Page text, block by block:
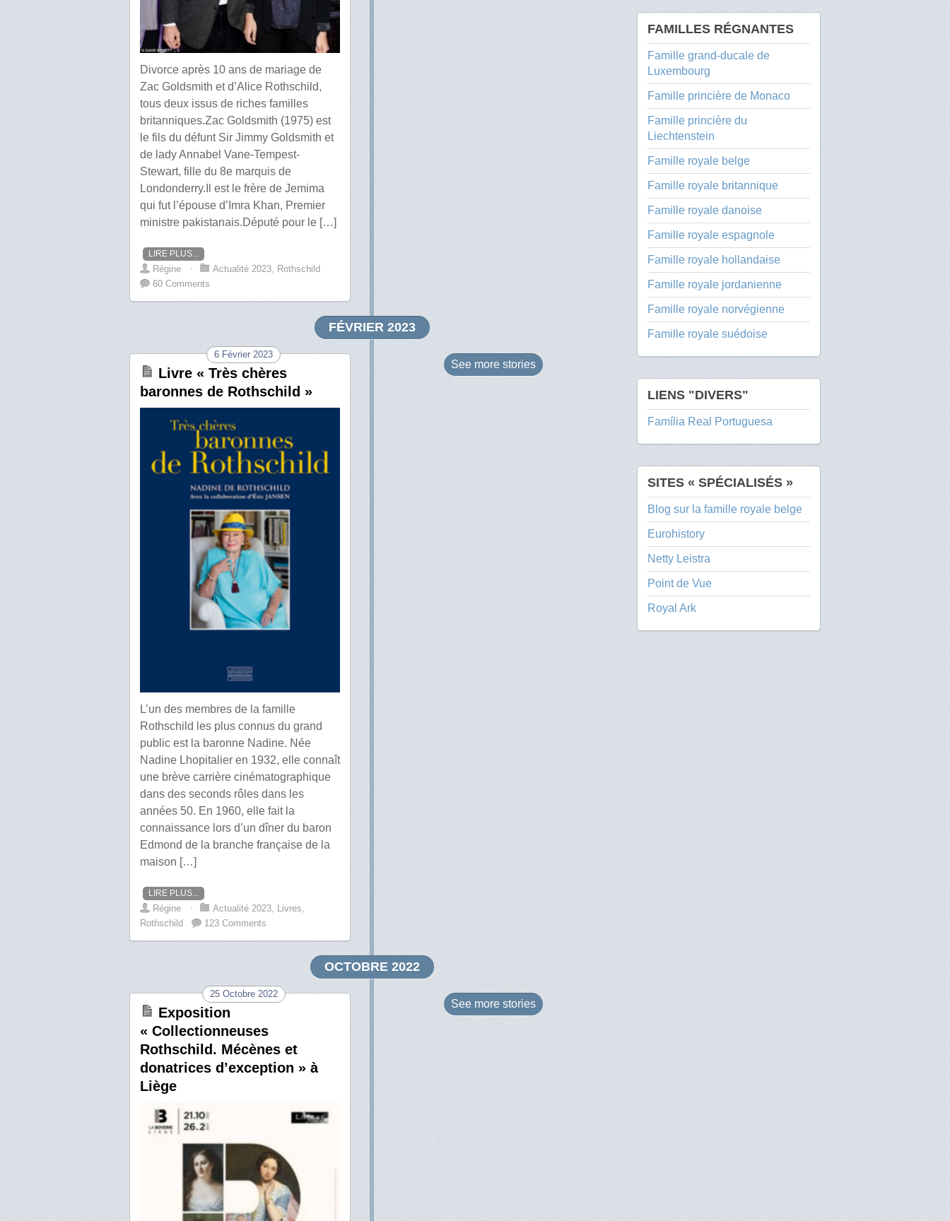
Divorce après 10 ans de mariage de
Zac Goldsmith et d’Alice Rothschild,
tous deux issus de riches familles
britanniques.Zac Goldsmith (1975) est
le fils du défunt Sir Jimmy Goldsmith et
de lady Annabel Vane-Tempest-
Stewart, fille du 8e marquis de
Londonderry.Il est le frère de Jemima
qui fut l’épouse d’Imra Khan, Premier
ministre pakistanais.Député pour le […]
LIRE PLUS...
Régine ⋅ Actualité 2023, Rothschild
60 Comments
FÉVRIER 2023
6 Février 2023
Livre « Très chères
baronnes de Rothschild »
L’un des membres de la famille
Rothschild les plus connus du grand
public est la baronne Nadine. Née
Nadine Lhopitalier en 1932, elle connaît
une brève carrière cinématographique
dans des seconds rôles dans les
années 50. En 1960, elle fait la
connaissance lors d’un dîner du baron
Edmond de la branche française de la
maison […]
LIRE PLUS...
Régine ⋅ Actualité 2023, Livres,
Rothschild
123 Comments
See more stories
OCTOBRE 2022
25 Octobre 2022
Exposition
« Collectionneuses
Rothschild. Mécènes et
donatrices d’exception » à
Liège
See more stories
FAMILLES RÉGNANTES
Famille grand-ducale de
Luxembourg
Famille princière de Monaco
Famille princière du
Liechtenstein
Famille royale belge
Famille royale britannique
Famille royale danoise
Famille royale espagnole
Famille royale hollandaise
Famille royale jordanienne
Famille royale norvégienne
Famille royale suédoise
LIENS "DIVERS"
Família Real Portuguesa
SITES « SPÉCIALISÉS »
Blog sur la famille royale belge
Eurohistory
Netty Leistra
Point de Vue
Royal Ark